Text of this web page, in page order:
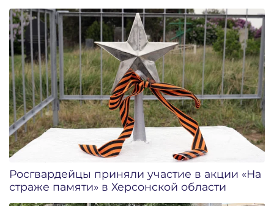
Росгвардейцы приняли участие в акции «На
страже памяти» в Херсонской области